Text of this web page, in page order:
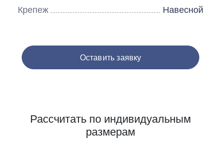
Рассчитать по индивидуальным
размерам
Крепеж
Навесной
Оставить заявку